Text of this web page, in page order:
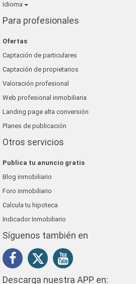
Idioma
Para profesionales
Ofertas
Captación de particulares
Captación de propietarios
Valoración profesional
Web profesional inmobiliaria
Landing page alta conversión
Planes de publicación
Otros servicios
Publica tu anuncio gratis
Blog inmobiliario
Foro inmobiliario
Calcula tu hipoteca
Indicador Inmobiliario
Síguenos también en
Descarga nuestra APP en: